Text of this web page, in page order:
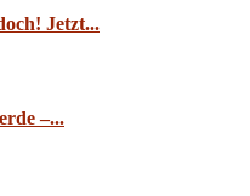
Jetzt...
–...